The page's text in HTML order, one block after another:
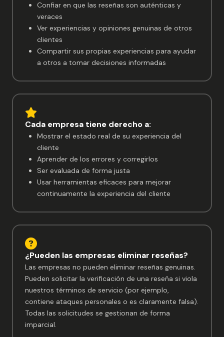
Confiar en que las reseñas son auténticas y
veraces
Ver experiencias y opiniones genuinas de otros
clientes
Compartir sus propias experiencias para ayudar
a otros a tomar decisiones informadas
Cada empresa tiene derecho a:
Mostrar el estado real de su experiencia del
cliente
Aprender de los errores y corregirlos
Ser evaluada de forma justa
Usar herramientas eficaces para mejorar
continuamente la experiencia del cliente
¿Pueden las empresas eliminar reseñas?
Las empresas no pueden eliminar reseñas genuinas.
Pueden solicitar la verificación de una reseña si viola
nuestros términos de servicio (por ejemplo,
contiene ataques personales o es claramente falsa).
Todas las solicitudes se gestionan de forma
imparcial.